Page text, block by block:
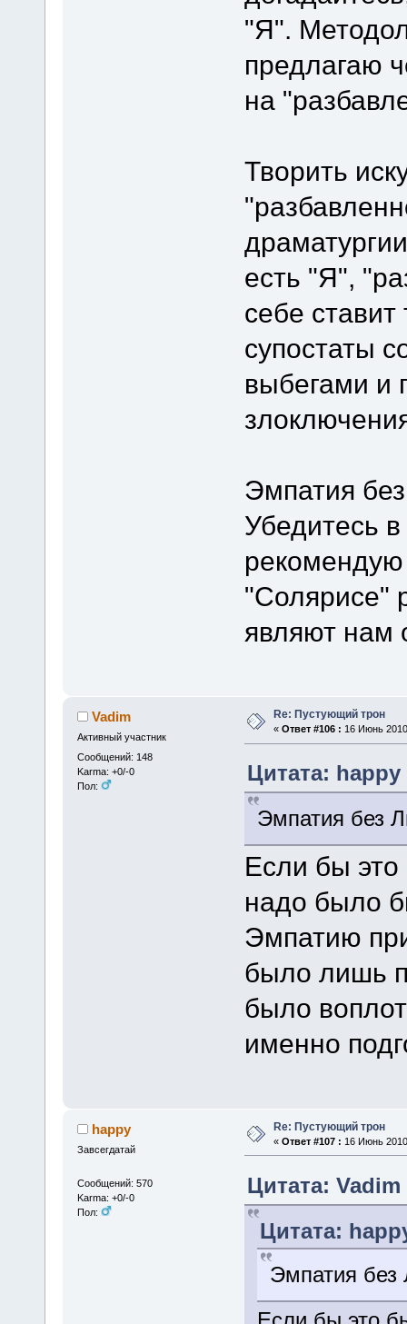
"Я".
предлагаю
на
Творить
есть "Я",
себе
супостаты
выбегами и
Эмпатия
Убедитесь
рекомендую
"Солярисе"
являют нам
Vadim
Активный участник
Сообщений: 148
Karma: +0/-0
Пол:
Re: Пустующий трон
« Ответ #106 : 16 Июнь
Цитата:
Эмпатия без
Если бы это
надо было
Эмпатию
было лишь
было
именно
happy
Завсегдатай
Сообщений: 570
Karma: +0/-0
Пол:
Re: Пустующий трон
« Ответ #107 : 16 Июнь
Цитата:
Цитата:
Эмпатия